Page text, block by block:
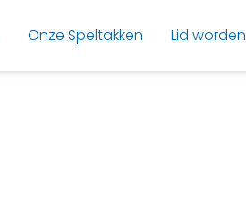
Onze Speltakken Lid worden